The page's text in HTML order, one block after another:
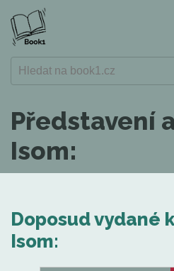
Představení
Isom:
Doposud vydané
Isom: